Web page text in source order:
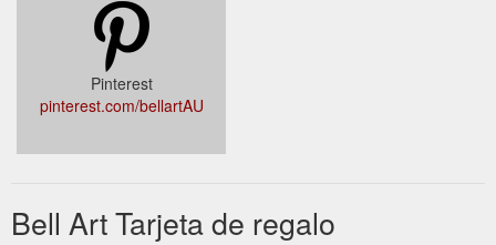
Pinterest
pinterest.com/bellartAU
Bell Art Tarjeta de regalo